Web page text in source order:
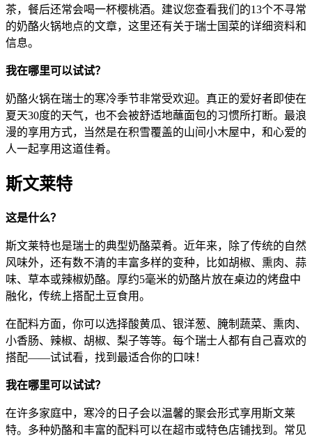
茶，餐后还常会喝一杯樱桃酒。建议您查看我们的13个不寻常
的奶酪火锅地点的文章，这里还有关于瑞士国菜的详细资料和
信息。
我在哪里可以试试？
奶酪火锅在瑞士的寒冷季节非常受欢迎。真正的爱好者即使在
夏天30度的天气，也不会被舒适地蘸面包的习惯所打断。最浪
漫的享用方式，当然是在积雪覆盖的山间小木屋中，和心爱的
人一起享用这道佳肴。
斯文莱特
这是什么？
斯文莱特也是瑞士的典型奶酪菜肴。近年来，除了传统的自然
风味外，还有数不清的丰富多样的变种，比如胡椒、熏肉、蒜
味、草本或辣椒奶酪。厚约5毫米的奶酪片放在桌边的烤盘中
融化，传统上搭配土豆食用。
在配料方面，你可以选择酸黄瓜、银洋葱、腌制蔬菜、熏肉、
小香肠、辣椒、胡椒、梨子等等。每个瑞士人都有自己喜欢的
搭配——试试看，找到最适合你的口味！
我在哪里可以试试？
在许多家庭中，寒冷的日子会以温馨的聚会形式享用斯文莱
特。多种奶酪和丰富的配料可以在超市或特色店铺找到。常见